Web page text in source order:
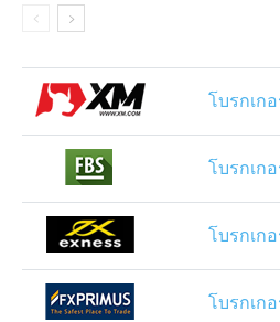
โบรกเก
โบรกเกอ
โบรกเก
โบรกเก